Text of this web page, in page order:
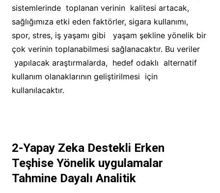
sistemlerinde toplanan verinin kalitesi artacak,
sağlığımıza etki eden faktörler, sigara kullanımı,
spor, stres, iş yaşamı gibi yaşam şekline yönelik bir
çok verinin toplanabilmesi sağlanacaktır. Bu veriler
yapılacak araştırmalarda, hedef odaklı alternatif
kullanım olanaklarının geliştirilmesi için
kullanılacaktır.
2-Yapay Zeka Destekli Erken
Teşhise Yönelik uygulamalar
Tahmine Dayalı Analitik